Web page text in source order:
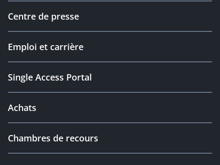
Centre de presse
Emploi et carrière
Single Access Portal
Achats
Chambres de recours